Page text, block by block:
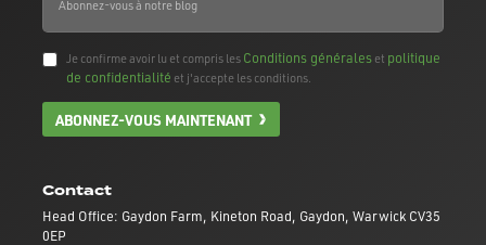
Contact
Head Office: Gaydon Farm, Kineton Road, Gaydon, Warwick CV35
0EP
Je confirme avoir lu et compris les Conditions générales et politique
de confidentialité et j'accepte les conditions.
ABONNEZ-VOUS MAINTENANT